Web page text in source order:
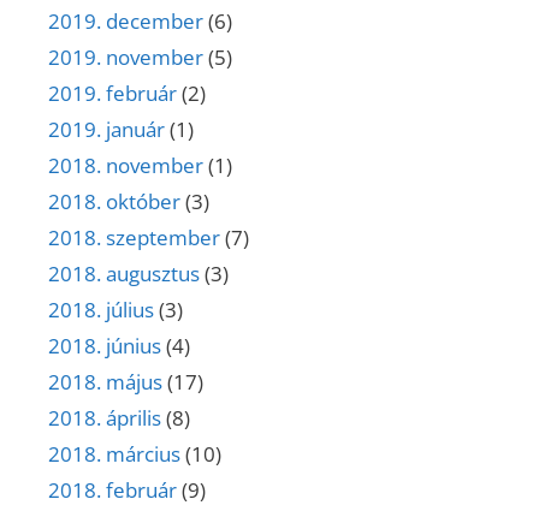
2019. december(6)
2019. november(5)
2019. február(2)
2019. január(1)
2018. november(1)
2018. október(3)
2018. szeptember(7)
2018. augusztus(3)
2018. július(3)
2018. június(4)
2018. május(17)
2018. április(8)
2018. március(10)
2018. február(9)